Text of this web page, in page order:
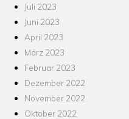
Juli 2023
Juni 2023
April 2023
März 2023
Februar 2023
Dezember 2022
November 2022
Oktober 2022